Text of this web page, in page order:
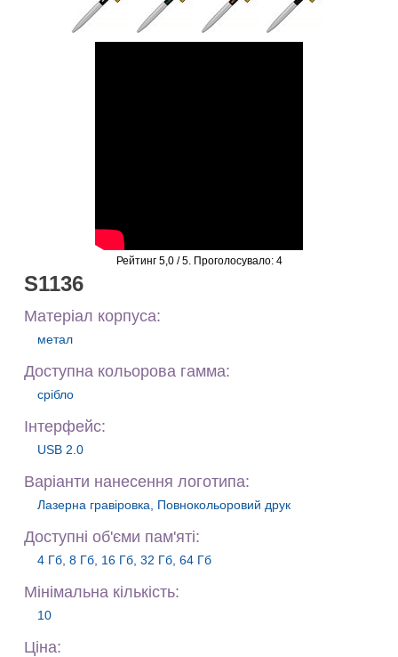
Рейтинг 5,0/ 5. Проголосувало: 4
S1136
Матеріал корпуса:
метал
Доступна кольорова гамма:
срібло
Iнтерфейс:
USB 2.0
Варiанти нанесення логотипа:
Лазерна гравіровка, Повнокольоровий друк
Доступні об'єми пам'яті:
4 Гб, 8 Гб, 16 Гб, 32 Гб, 64 Гб
Мiнiмальна кiлькiсть:
10
Цiна: